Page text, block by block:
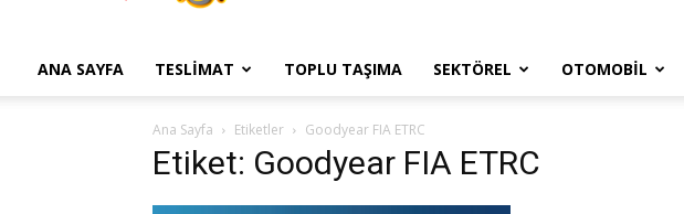
ANA SAYFA TESLIMAT TOPLU TAŞIMA SEKTÖREL OTOMOBIL
Ana Sayfa Etiketler Goodyear FIA ETRC
Etiket: Goodyear FIA ETRC